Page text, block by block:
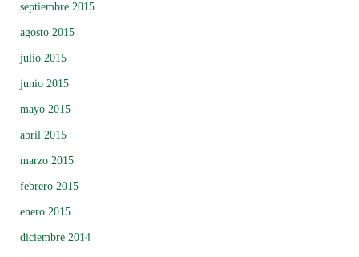
septiembre 2015
agosto 2015
julio 2015
junio 2015
mayo 2015
abril 2015
marzo 2015
febrero 2015
enero 2015
diciembre 2014